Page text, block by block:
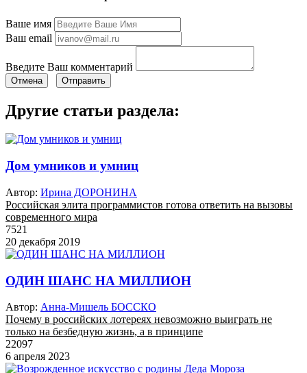
Ваше имя
Ваш email
Введите Ваш комментарий
Отмена Отправить
Другие статьи раздела:
Дом умников и умниц
Автор: Ирина ДОРОНИНА
Российская элита программистов готова ответить на вызовы
современного мира
7521
20 декабря 2019
ОДИН ШАНС НА МИЛЛИОН
Автор: Анна-Мишель БОССКО
Почему в российских лотереях невозможно выиграть не
только на безбедную жизнь, а в принципе
22097
6 апреля 2023